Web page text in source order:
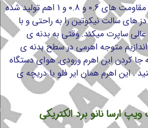
این مدل با مقاومت های 0.6 و 0.8 و 1 اهم تولید شده
های سالت نیکوتین را به راحتی و با
ساپرت میکند. وقتی به بدنه ی
متوجه اهرمی در سطح بدنه ی
جا کردن این اهرم ورودی. هوای دستگاه
. این اهرم همان ایر فلو یا دریچه ی
ارسا نانو برد الکتریکی